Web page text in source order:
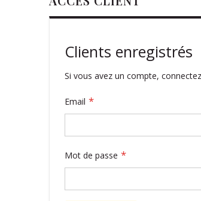
Clients enregistrés
Si vous avez un compte,
Email
Mot de passe